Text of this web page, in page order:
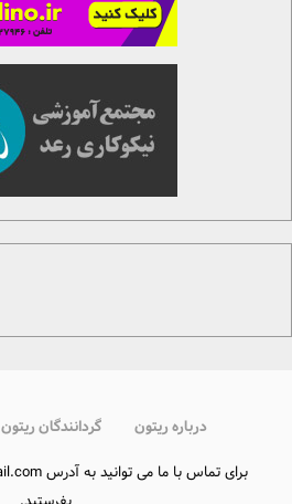
درباره ریتون گردانندگان ریتون